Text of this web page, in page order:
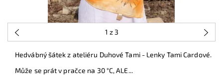
1 z 3
Hedvábný šátek z ateliéru Duhové Tami - Lenky Tami Cardové.
Může se prát v pračce na 30 °C, ALE...